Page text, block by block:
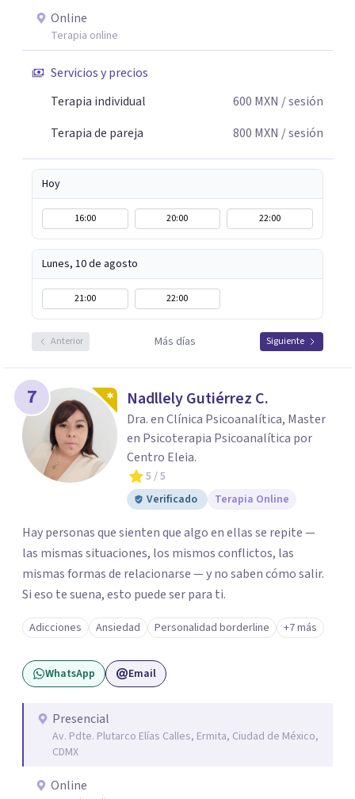
Online
Terapia online
Servicios y precios
Terapia individual
600 MXN / sesión
Terapia de pareja
800 MXN / sesión
Hoy
16:00 20:00 22:00
Lunes, 10 de agosto
21:00 22:00
Anterior Más días Siguiente
7 Nadllely Gutiérrez C.
Dra. en Clínica Psicoanalítica, Master
en Psicoterapia Psicoanalítica por
Centro Eleia.
5 / 5
Verificado
Terapia Online
Hay personas que sienten que algo en ellas se repite —
las mismas situaciones, los mismos conflictos, las
mismas formas de relacionarse — y no saben cómo salir.
Si eso te suena, esto puede ser para ti.
Adicciones Ansiedad Personalidad borderline +7 más
WhatsApp Email
Presencial
Av. Pdte. Plutarco Elías Calles, Ermita, Ciudad de México,
CDMX
Online